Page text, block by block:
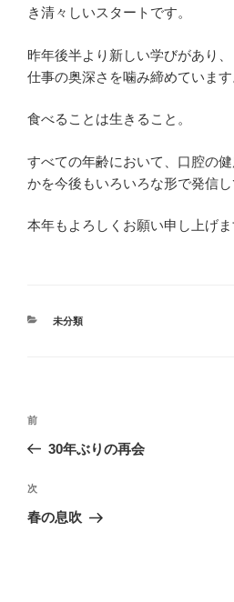
き清々しいスタートです。
昨年後半より新しい学びがあり
仕事の奥深さを噛み締めています
食べることは生きること。
すべての年齢において、口腔の
かを今後もいろいろな形で発信し
本年もよろしくお願い申し上げま
カ
未分類
投
ビ
ゲ
過
去
投
稿
前
30年ぶりの再会
次
の
次
春の息吹